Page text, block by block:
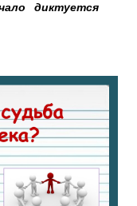
диктуется